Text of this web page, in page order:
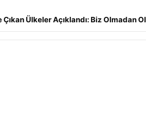
Ülkeler Açıklandı: Biz Olmadan